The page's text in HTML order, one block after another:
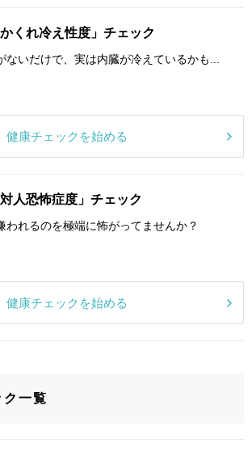
くれ冷え性度」チェック
ないだけで、実は内臓が冷えているかも...
健康チェックを始める
人恐怖症度」チェック
われるのを極端に怖がってませんか？
健康チェックを始める
ク一覧